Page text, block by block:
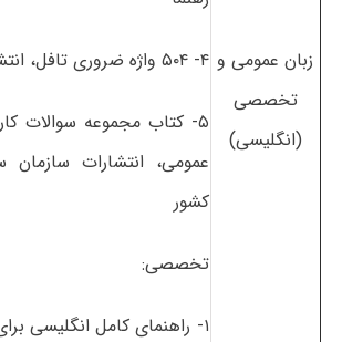
زبان عمومی و
تخصصی
(انگلیسی)
۴- ۵۰۴ واژه ضروری تافل، انتشارات جنگل
۵- کتاب مجموعه سوالات
عمومی، انتشارات
کشور
تخصصی:
۱- راهنمای کامل انگلیسی